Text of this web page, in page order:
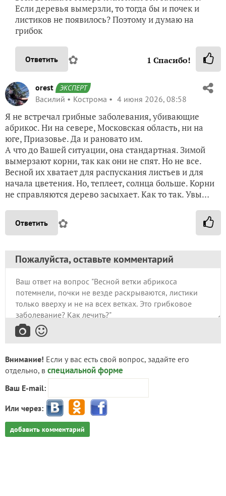
Если деревья вымерзли, то тогда бы и почек и
листиков не появилось? Поэтому и думаю на
грибок
Ответить ✿ 1 Спасибо!
orest ЭКСПЕРТ
Василий Кострома 4 июня 2026, 08:58
Я не встречал грибные заболевания, убивающие
абрикос. Ни на севере, Московская область, ни на
юге, Приазовье. Да и рановато им.
А что до Вашей ситуации, она стандартная. Зимой
вымерзают корни, так как они не спят. Но не все.
Весной их хватает для распускания листьев и для
начала цветения. Но, теплеет, солнца больше. Корни
не справляются дерево засыхает. Как то так. Увы…
Ответить ✿
Пожалуйста, оставьте комментарий
Внимание! Если у вас есть свой вопрос, задайте его
отдельно, в специальной форме
Ваш E-mail:
Или через:
добавить комментарий